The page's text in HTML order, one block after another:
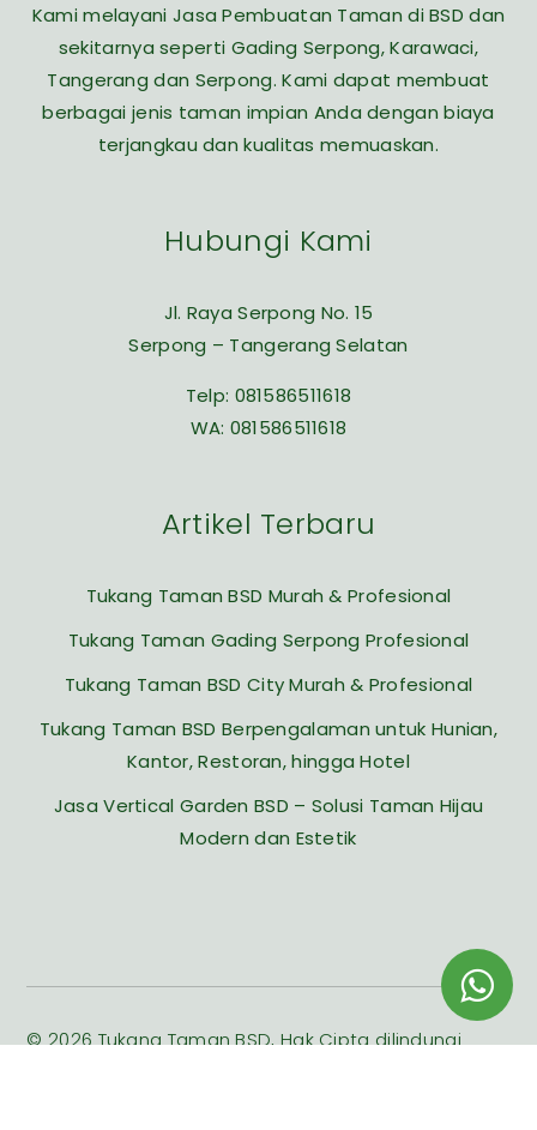
Kami melayani Jasa Pembuatan Taman di BSD dan
sekitarnya seperti Gading Serpong, Karawaci,
Tangerang dan Serpong. Kami dapat membuat
berbagai jenis taman impian Anda dengan biaya
terjangkau dan kualitas memuaskan.
Hubungi Kami
Jl. Raya Serpong No. 15
Serpong – Tangerang Selatan
Telp: 081586511618
WA: 081586511618
Artikel Terbaru
Tukang Taman BSD Murah & Profesional
Tukang Taman Gading Serpong Profesional
Tukang Taman BSD City Murah & Profesional
Tukang Taman BSD Berpengalaman untuk Hunian,
Kantor, Restoran, hingga Hotel
Jasa Vertical Garden BSD – Solusi Taman Hijau
Modern dan Estetik
© 2026 Tukang Taman BSD, Hak Cipta dilindungi